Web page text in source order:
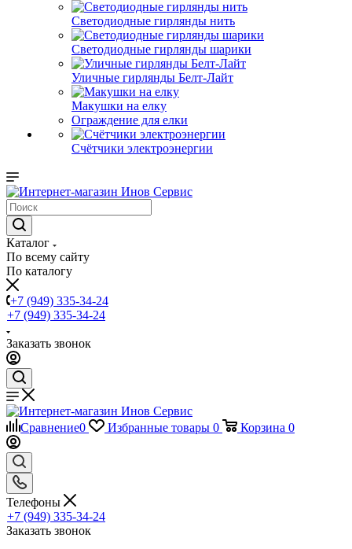
Светодиодные гирлянды нить
Светодиодные гирлянды шарики
Уличные гирлянды Белт-Лайт
Макушки на елку
Ограждение для елки
Счётчики электроэнергии
Каталог
По всему сайту
По каталогу
+7 (949) 335-34-24
+7 (949) 335-34-24
Заказать звонок
Сравнение0 Избранные товары 0 Корзина 0
Телефоны
+7 (949) 335-34-24
Заказать звонок